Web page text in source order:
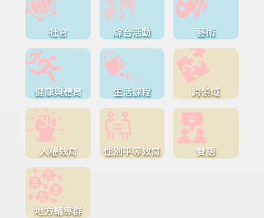
社會 綜合活動 藝術
健康與體育 生活課程 跨領域
人權教育 性別平等教育 雙語
地方輔導群